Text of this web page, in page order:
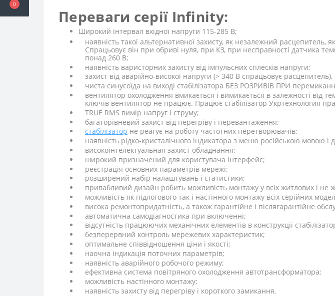
0
Переваги серії Infinity:
Широкий інтервал вхідної напруги 115-285 В;
наявність такої альтернативної захисту, як незалежний расцепитель,
Спрацьовує він при обриві нуля, при КЗ, при несправності датчика
понад 260 В;
наявність варисторних захисту від імпульсних сплесків напруги;
захист від аварійно-високої напруги (> 340 В спрацьовує
чиста синусоїда на виході стабілізатора БЕЗ РОЗРИВІВ ПРИ
вентилятор охолодження вмикається і вимикається в залежності від
ключів вентилятор не працює. Працює стабілізатор Укртехнология
TRUE RMS вимір напруг і струму;
багаторівневий захист від перегріву і перевантаження;
стабілізатор не реагує на роботу частотних перетворювачів;
наявність рідко-кристалічного індикатора з меню російською мовою
високоінтелектуальная захист обладнання;
широкий призначений для користувача інтерфейс;
реєстрація основних параметрів мережі;
розширений набір налаштувань і статистики;
привабливий дизайн робить можливість монтажу у всіх житлових і не
можливість як підлогового так і настінного монтажу всіх серійних
висока ремонтопридатність, а також гарантійне і післягарантійне
автоматична самодіагностика при включенні;
відсутність працюючих механічних елементів в конструкції
безперервний контроль мережевих характеристик;
оптимальне співвідношення ціни і якості;
наочна індикація поточних параметрів;
наявність аварійного робочого режиму;
ефективна система повітряного охолодження автотрансформатора;
можливість настінного монтажу;
наявність захисту від перегріву і короткого замикання.